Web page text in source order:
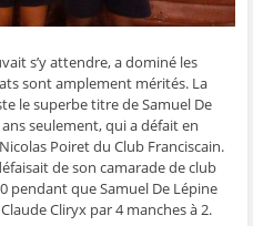
a
u
n
e
n
o
u
v
e
l
e
f
u
e
n
o
u
v
e
l
l
e
f
e
n
ê
v
r
a
n
s
u
n
e
n
o
u
v
e
l
s’y attendre, a dominé les
sont amplement mérités. La
le superbe titre de Samuel De
seulement, qui a défait en
Poiret du Club Franciscain.
de son camarade de club
pendant que Samuel De Lépine
Cliryx par 4 manches à 2.